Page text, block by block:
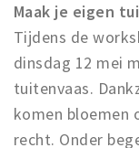
Maak je eigen
Tijdens de
dinsdag 12 mei
tuitenvaas.
komen bloemen
recht. Onder